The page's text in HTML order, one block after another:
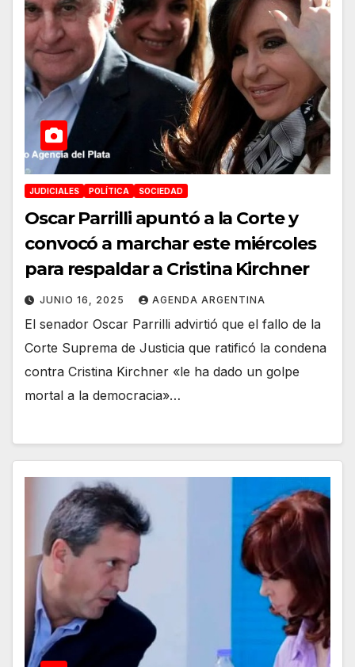
JUDICIALES POLÍTICA SOCIEDAD
Oscar Parrilli apuntó a la Corte y
convocó a marchar este miércoles
para respaldar a Cristina Kirchner
JUNIO 16, 2025 AGENDA ARGENTINA
El senador Oscar Parrilli advirtió que el fallo de la
Corte Suprema de Justicia que ratificó la condena
contra Cristina Kirchner «le ha dado un golpe
mortal a la democracia»…